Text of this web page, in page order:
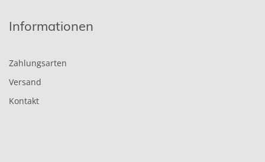
Informationen
Zahlungsarten
Versand
Kontakt